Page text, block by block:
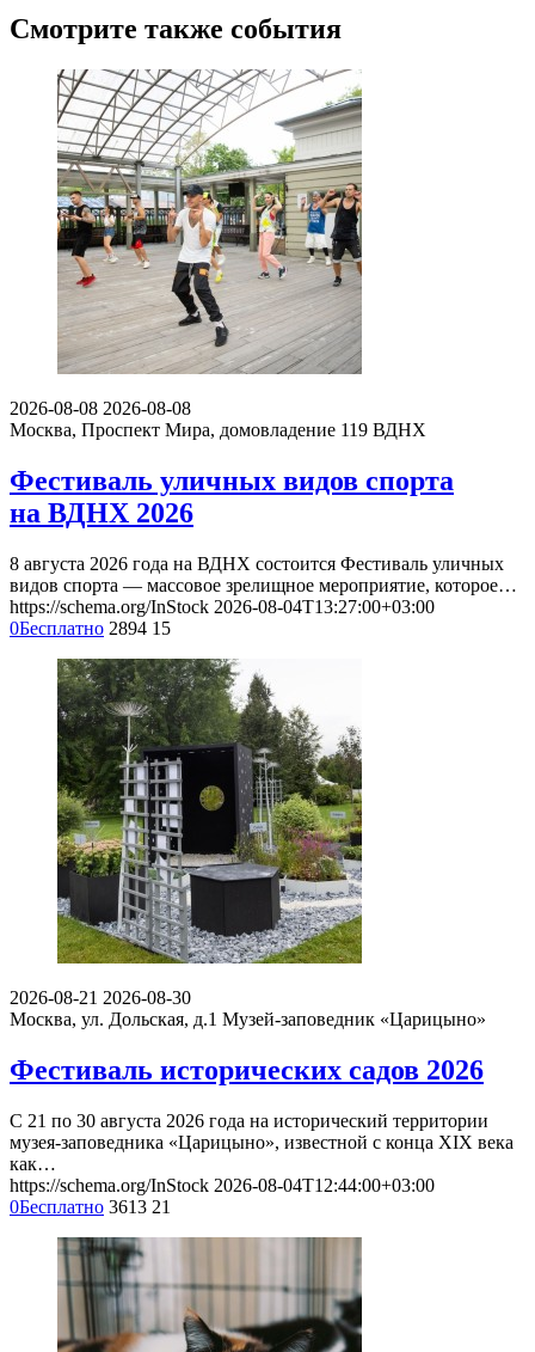
Смотрите также события
2026-08-08 2026-08-08
Москва, Проспект Мира, домовладение 119 ВДНХ
Фестиваль уличных видов спорта
на ВДНХ 2026
8 августа 2026 года на ВДНХ состоится Фестиваль уличных
видов спорта — массовое зрелищное мероприятие, которое…
https://schema.org/InStock 2026-08-04T13:27:00+03:00
0Бесплатно 2894 15
2026-08-21 2026-08-30
Москва, ул. Дольская, д.1 Музей-заповедник «Царицыно»
Фестиваль исторических садов 2026
С 21 по 30 августа 2026 года на исторический территории
музея-заповедника «Царицыно», известной с конца XIX века
как…
https://schema.org/InStock 2026-08-04T12:44:00+03:00
0Бесплатно 3613 21